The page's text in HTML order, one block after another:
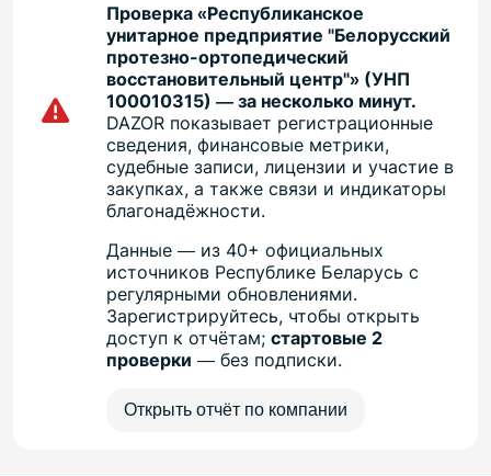
Проверка «Республиканское
унитарное предприятие "Белорусский
протезно-ортопедический
восстановительный центр"» (УНП
100010315) — за несколько минут.
DAZOR показывает регистрационные
сведения, финансовые метрики,
судебные записи, лицензии и участие в
закупках, а также связи и индикаторы
благонадёжности.
Данные — из 40+ официальных
источников Республике Беларусь с
регулярными обновлениями.
Зарегистрируйтесь, чтобы открыть
доступ к отчётам;стартовые 2
проверки — без подписки.
Открыть отчёт по компании